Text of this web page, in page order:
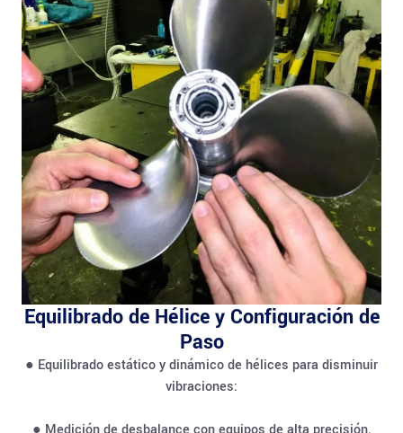
Equilibrado de Hélice y Configuración de
Paso
● Equilibrado estático y dinámico de hélices para disminuir
vibraciones: